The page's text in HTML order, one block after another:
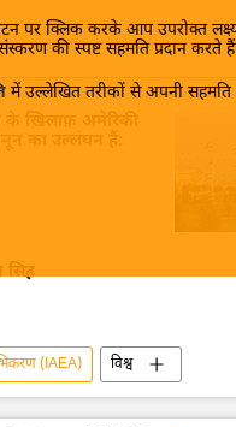
पर क्लिक करके आप उपरोक्त
की स्पष्ट सहमति प्रदान करते
में उल्लेखित तरीकों से अपनी
का उल्लंघन हैं:
सिंह
(IAEA)
विश्व
ईरान युद्ध